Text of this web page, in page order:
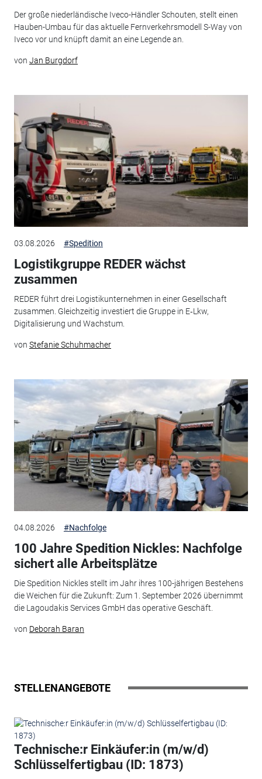
Der große niederländische Iveco-Händler Schouten, stellt einen
Hauben-Umbau für das aktuelle Fernverkehrsmodell S-Way von
Iveco vor und knüpft damit an eine Legende an.
von Jan Burgdorf
03.08.2026 #Spedition
Logistikgruppe REDER wächst
zusammen
REDER führt drei Logistikunternehmen in einer Gesellschaft
zusammen. Gleichzeitig investiert die Gruppe in E‑Lkw,
Digitalisierung und Wachstum.
von Stefanie Schuhmacher
04.08.2026 #Nachfolge
100 Jahre Spedition Nickles: Nachfolge
sichert alle Arbeitsplätze
Die Spedition Nickles stellt im Jahr ihres 100-jährigen Bestehens
die Weichen für die Zukunft: Zum 1. September 2026 übernimmt
die Lagoudakis Services GmbH das operative Geschäft.
von Deborah Baran
STELLENANGEBOTE
Technische:r Einkäufer:in (m/w/d)
Schlüsselfertigbau (ID: 1873)